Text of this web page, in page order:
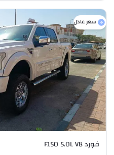
سعر عادل
فورد F150 5.0L V8